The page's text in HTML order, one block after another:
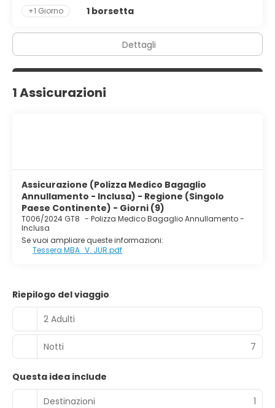
+1 Giorno
1 borsetta
Dettagli
1 Assicurazioni
Assicurazione (Polizza Medico Bagaglio
Annullamento - Inclusa) - Regione (Singolo
Paese Continente) - Giorni (9)
T006/2024 GT8 - Polizza Medico Bagaglio Annullamento -
Inclusa
Se vuoi ampliare queste informazioni:
Tessera MBA_V. JUR.pdf
Riepilogo del viaggio
2 Adulti
Notti 7
Questa idea include
Destinazioni
1